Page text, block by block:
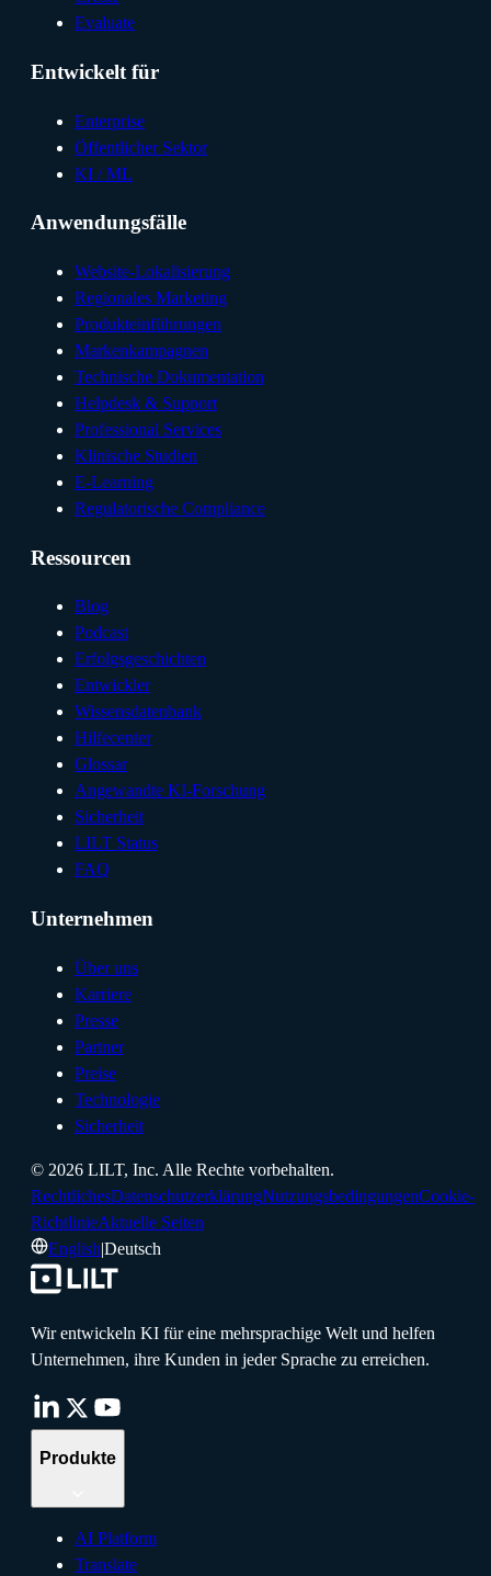
Evaluate
Entwickelt für
Enterprise
Öffentlicher Sektor
KI / ML
Anwendungsfälle
Website-Lokalisierung
Regionales Marketing
Produkteinführungen
Markenkampagnen
Technische Dokumentation
Helpdesk & Support
Professional Services
Klinische Studien
E-Learning
Regulatorische Compliance
Ressourcen
Blog
Podcast
Erfolgsgeschichten
Entwickler
Wissensdatenbank
Hilfecenter
Glossar
Angewandte KI-Forschung
Sicherheit
LILT Status
FAQ
Unternehmen
Über uns
Karriere
Presse
Partner
Preise
Technologie
Sicherheit
© 2026 LILT, Inc. Alle Rechte vorbehalten.
RechtlichesDatenschutzerklärungNutzungsbedingungenCookie-
RichtlinieAktuelle Seiten
English|Deutsch
Wir entwickeln KI für eine mehrsprachige Welt und helfen
Unternehmen, ihre Kunden in jeder Sprache zu erreichen.
Produkte
AI Platform
Translate